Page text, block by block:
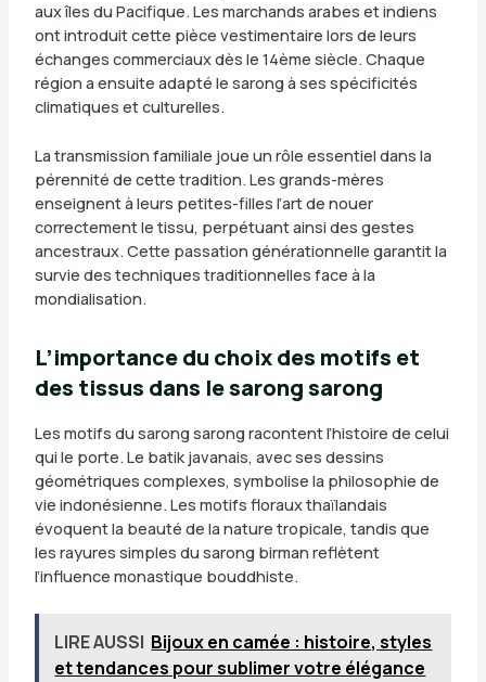
aux îles du Pacifique. Les marchands arabes et indiens
ont introduit cette pièce vestimentaire lors de leurs
échanges commerciaux dès le 14ème siècle. Chaque
région a ensuite adapté le sarong à ses spécificités
climatiques et culturelles.
La transmission familiale joue un rôle essentiel dans la
pérennité de cette tradition. Les grands-mères
enseignent à leurs petites-filles l’art de nouer
correctement le tissu, perpétuant ainsi des gestes
ancestraux. Cette passation générationnelle garantit la
survie des techniques traditionnelles face à la
mondialisation.
L’importance du choix des motifs et
des tissus dans le sarong sarong
Les motifs du sarong sarong racontent l’histoire de celui
qui le porte. Le batik javanais, avec ses dessins
géométriques complexes, symbolise la philosophie de
vie indonésienne. Les motifs floraux thaïlandais
évoquent la beauté de la nature tropicale, tandis que
les rayures simples du sarong birman reflètent
l’influence monastique bouddhiste.
LIRE AUSSI Bijoux en camée : histoire, styles
et tendances pour sublimer votre élégance